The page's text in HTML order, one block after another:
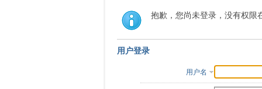
抱歉，您尚未登录，没有权限
用户登录
用户名